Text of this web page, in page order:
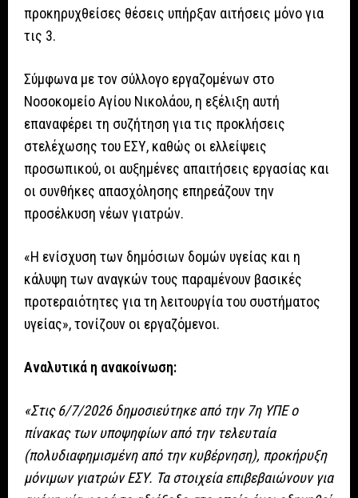
προκηρυχθείσες θέσεις υπήρξαν αιτήσεις μόνο για
τις 3.
Σύμφωνα με τον σύλλογο εργαζομένων στο
Νοσοκομείο Αγίου Νικολάου, η εξέλιξη αυτή
επαναφέρει τη συζήτηση για τις προκλήσεις
στελέχωσης του ΕΣΥ, καθώς οι ελλείψεις
προσωπικού, οι αυξημένες απαιτήσεις εργασίας και
οι συνθήκες απασχόλησης επηρεάζουν την
προσέλκυση νέων γιατρών.
«Η ενίσχυση των δημόσιων δομών υγείας και η
κάλυψη των αναγκών τους παραμένουν βασικές
προτεραιότητες για τη λειτουργία του συστήματος
υγείας», τονίζουν οι εργαζόμενοι.
Αναλυτικά η ανακοίνωση:
«Στις 6/7/2026 δημοσιεύτηκε από την 7η ΥΠΕ ο
πίνακας των υποψηφίων από την τελευταία
(πολυδιαφημισμένη από την κυβέρνηση), προκήρυξη
μόνιμων γιατρών ΕΣΥ. Τα στοιχεία επιβεβαιώνουν για